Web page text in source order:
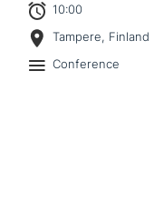
10:00
Tampere, Finland
Conference